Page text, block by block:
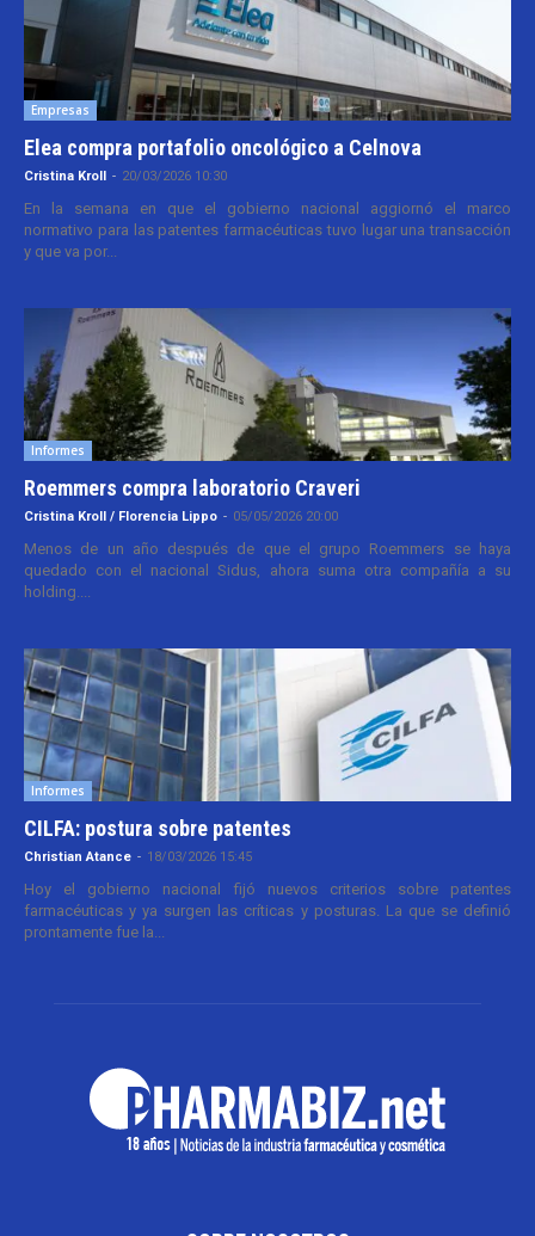
Empresas
Elea compra portafolio oncológico a Celnova
Cristina Kroll - 20/03/2026 10:30
En la semana en que el gobierno nacional aggiornó el marco
normativo para las patentes farmacéuticas tuvo lugar una transacción
y que va por...
Informes
Roemmers compra laboratorio Craveri
Cristina Kroll / Florencia Lippo - 05/05/2026 20:00
Menos de un año después de que el grupo Roemmers se haya
quedado con el nacional Sidus, ahora suma otra compañía a su
holding....
Informes
CILFA: postura sobre patentes
Christian Atance - 18/03/2026 15:45
Hoy el gobierno nacional fijó nuevos criterios sobre patentes
farmacéuticas y ya surgen las críticas y posturas. La que se definió
prontamente fue la...